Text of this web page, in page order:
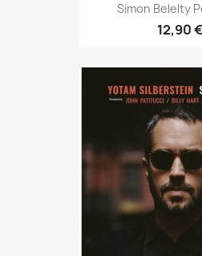
Simon Belelty
12,90 €